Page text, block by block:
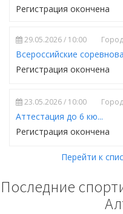
Регистрация окончена
29.05.2026 / 10:00
Всероссийские
Регистрация окончена
23.05.2026 / 10:00
Аттестация до 6 кю...
Регистрация окончена
Перейти к
Последние